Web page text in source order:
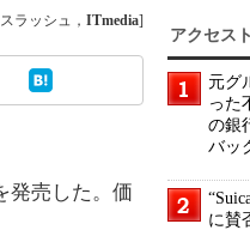
ラッシュ， ITmedia]
発売した。価
アクセス
元グ
った
の銀
バッ
に賛